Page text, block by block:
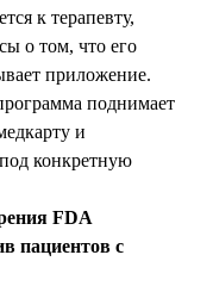
к терапевту,
о том, что его
приложение.
поднимает
и
конкретную
FDA
пациентов с